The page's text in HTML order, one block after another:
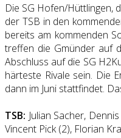
Die SG Hofen/Hüttlingen,
der TSB in den
bereits am kommenden
treffen die Gmünder auf
Abschluss auf die SG
härteste Rivale sein. Die
dann im Juni stattfindet.
TSB: Julian Sacher,
Vincent Pick (2), Florian